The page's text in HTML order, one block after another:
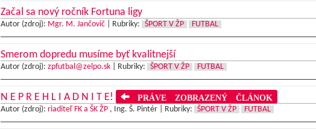
Začal sa nový ročník Fortuna ligy
Autor (zdroj): Mgr. M. Jančovič| Rubriky: ŠPORT V ŽP FUTBAL
Smerom dopredu musíme byť kvalitnejší
Autor (zdroj): zpfutbal@zelpo.sk| Rubriky: ŠPORT V ŽP FUTBAL
N E P R E H L I A D N I T E! PRÁVE ZOBRAZENÝ ČLÁNOK
Autor (zdroj): riaditeľ FK a ŠK ŽP, Ing. Š. Pintér | Rubriky: ŠPORT V ŽP FUTBAL